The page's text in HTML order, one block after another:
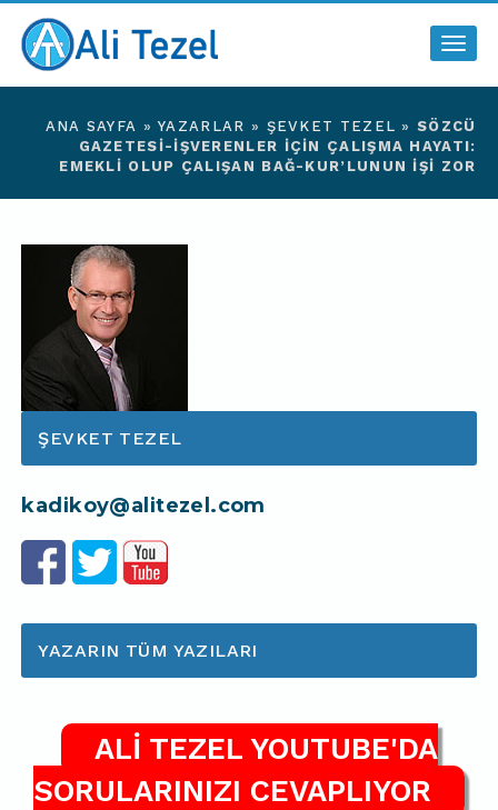
ANA SAYFA »YAZARLAR » ŞEVKET TEZEL »SÖZCÜ
GAZETESI-İŞVERENLER İÇIN ÇALIŞMA HAYATI:
EMEKLI OLUP ÇALIŞAN BAĞ-KUR’LUNUN İŞI ZOR
ŞEVKET TEZEL
kadikoy@alitezel.com
YAZARIN TÜM YAZILARI
ALİ TEZEL YOUTUBE'DA
SORULARINIZI CEVAPLIYOR